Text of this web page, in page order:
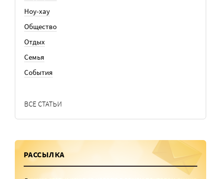
Ноу-хау
Общество
Отдых
Семья
События
ВСЕ СТАТЬИ
РАССЫЛКА